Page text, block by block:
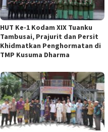
HUT Ke-1 Kodam XIX Tuanku
Tambusai, Prajurit dan Persit
Khidmatkan Penghormatan di
TMP Kusuma Dharma